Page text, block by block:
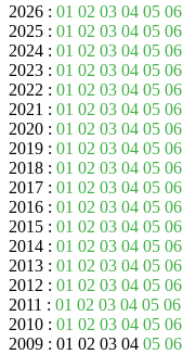
2026 : 01 02 03 04 05 06
2025 : 01 02 03 04 05 06
2024 : 01 02 03 04 05 06
2023 : 01 02 03 04 05 06
2022 : 01 02 03 04 05 06
2021 : 01 02 03 04 05 06
2020 : 01 02 03 04 05 06
2019 : 01 02 03 04 05 06
2018 : 01 02 03 04 05 06
2017 : 01 02 03 04 05 06
2016 : 01 02 03 04 05 06
2015 : 01 02 03 04 05 06
2014 : 01 02 03 04 05 06
2013 : 01 02 03 04 05 06
2012 : 01 02 03 04 05 06
2011 : 01 02 03 04 05 06
2010 : 01 02 03 04 05 06
2009 : 01 02 03 04 05 06